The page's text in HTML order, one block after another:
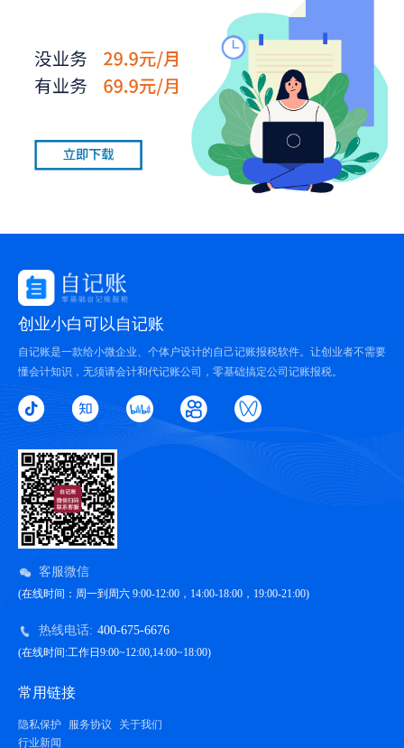
创业小白可以自记账
自记账是一款给小微企业、个体户设计的自己记账报税软件。让创业者不需要
懂会计知识，无须请会计和代记账公司，零基础搞定公司记账报税。
客服微信
(在线时间：周一到周六 9:00-12:00，14:00-18:00，19:00-21:00)
热线电话: 400-675-6676
(在线时间:工作日9:00~12:00,14:00~18:00)
常用链接
隐私保护 服务协议
关于我们
行业新闻